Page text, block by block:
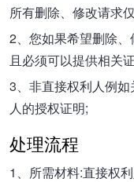
所有删除、修改请求
2、您如果希望删除
且必须可以提供相关
3、非直接权利人例
人的授权证明;
处理流程
1、所需材料:直接权